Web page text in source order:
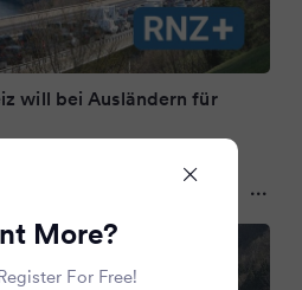
will bei Ausländern für
More?
For Free!